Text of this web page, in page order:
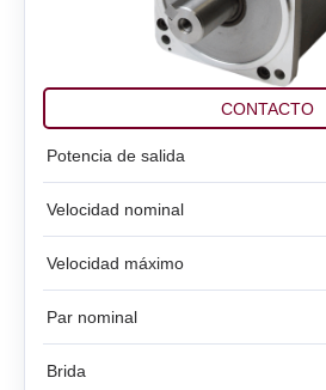
BMD‑20DIN ver.2
BMD‑20DIN ver.2.1
BMSD‑20Modbus
BMD‑40DIN (Interrumpido)
BMD‑40DIN ver.2
SMD‑1.6 PCB abierta
SMD‑2.8 caja abierta
SMD‑2.8 PCB abierta
SMD‑4.2 caja abierta
SMSD‑4.2Modbus
SMSD‑4.2LAN
SMSD‑8.0LAN
Todos los modelos
SM4247 con SMD‑1.6mini ver.2
SM57L114
SM86L98
SM86L125
DB42M03
SM6551W
SM7152W
SM7165W
FL28STH32‑0956A
FL39ST34‑0306A
FL42STH33‑1334A
Todos los modelos
LD3‑12‑05‑K3
LD3‑24‑05‑K3
Servomotores AC Estun
Todos los modelos
Potencia de salida
Velocidad nominal
Velocidad máximo
Par nominal
Brida
CONTACTO